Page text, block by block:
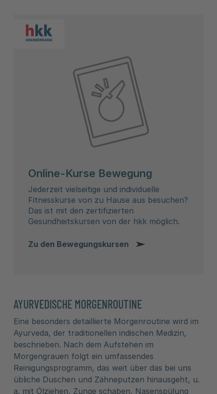
Online-Kurse Bewegung
Jederzeit vielseitige und individuelle
Fitnesskurse von zu Hause aus besuchen?
Das ist mit den zertifizierten
Gesundheitskursen von der hkk möglich.
Zu den Bewegungskursen
AYURVEDISCHE MORGENROUTINE
Eine besonders detaillierte Morgenroutine wird im
Ayurveda, der traditionellen indischen Medizin,
beschrieben. Nach dem Aufstehen im
Morgengrauen folgt ein umfassendes
Reinigungsprogramm, das weit über das bei uns
übliche Duschen und Zähneputzen hinausgeht, u.
a. mit Ölziehen, Zunge schaben, Nasenspülung